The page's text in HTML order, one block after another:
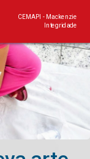
CEMAPI - Mackenzie
Integridade